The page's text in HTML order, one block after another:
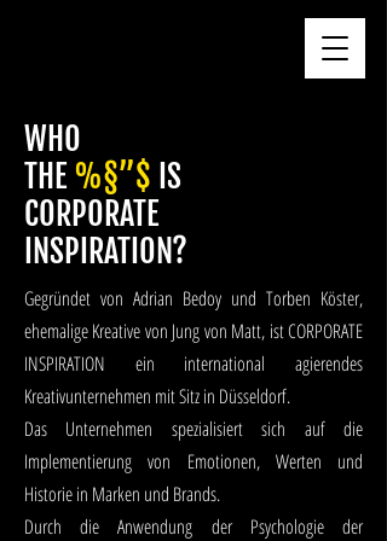
WHO
THE %§”$ IS
CORPORATE
INSPIRATION?
Gegründet von Adrian Bedoy und Torben Köster,
ehemalige Kreative von Jung von Matt, ist CORPORATE
INSPIRATION ein international agierendes
Kreativunternehmen mit Sitz in Düsseldorf.
Das Unternehmen spezialisiert sich auf die
Implementierung von Emotionen, Werten und
Historie in Marken und Brands.
Durch die Anwendung der Psychologie der